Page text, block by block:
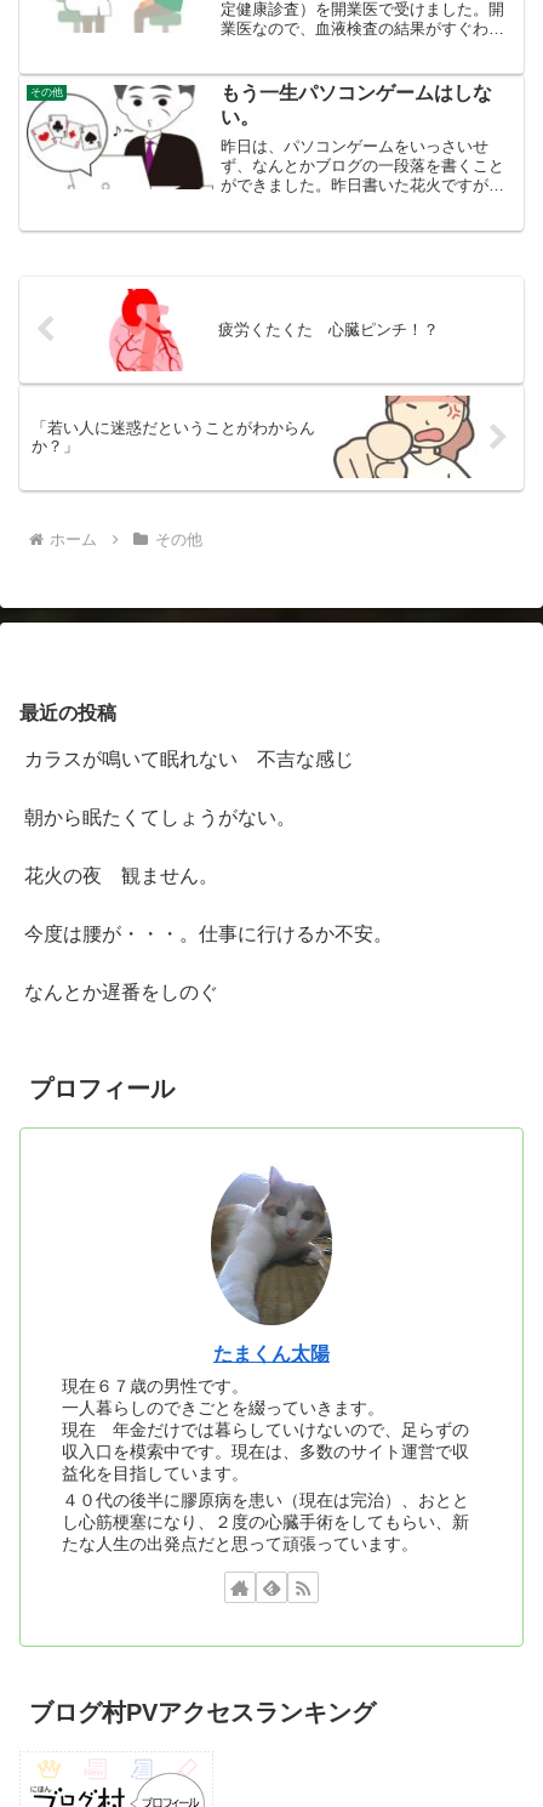
定健康診査）を開業医で受けました。開
業医なので、血液検査の結果がすぐわか
下がっていて、「もしや、胃か腸かどこ
かで、出血しているのでは...
その他
もう一生パソコンゲームはしな
い。
昨日は、パソコンゲームをいっさいせ
ず、なんとかブログの一段落を書くこと
ができました。昨日書いた花火ですが、
疲労くたくた 心臓ピンチ！？
「若い人に迷惑だということがわからん
か？」
ホーム その他
最近の投稿
カラスが鳴いて眠れない 不吉な感じ
朝から眠たくてしょうがない。
花火の夜 観ません。
今度は腰が・・・。仕事に行けるか不安。
なんとか遅番をしのぐ
プロフィール
たまくん太陽
現在６７歳の男性です。
一人暮らしのできごとを綴っていきます。
現在 年金だけでは暮らしていけないので、足らずの
収入口を模索中です。現在は、多数のサイト運営で収
益化を目指しています。
４０代の後半に膠原病を患い（現在は完治）、おとと
し心筋梗塞になり、２度の心臓手術をしてもらい、新
たな人生の出発点だと思って頑張っています。
ブログ村PVアクセスランキング